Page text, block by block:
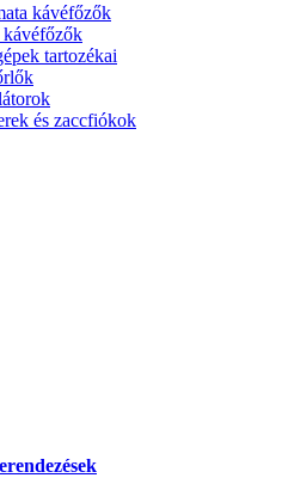
kávéfőzők
tartozékai
és zaccfiókok